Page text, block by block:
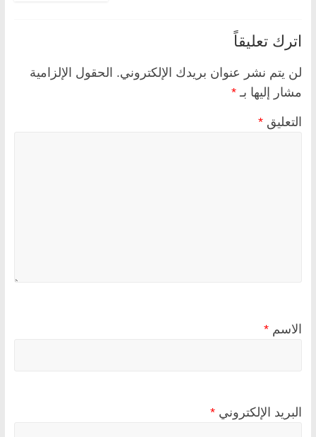
اترك تعليقاً
لن يتم نشر عنوان بريدك الإلكتروني. الحقول الإلزامية
مشار إليها بـ *
التعليق *
الاسم *
البريد الإلكتروني *